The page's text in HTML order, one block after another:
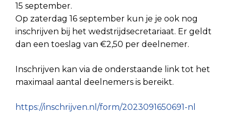
15 september.
Op zaterdag 16 september kun je je ook nog
inschrijven bij het wedstrijdsecretariaat. Er geldt
dan een toeslag van €2,50 per deelnemer.
Inschrijven kan via de onderstaande link tot het
maximaal aantal deelnemers is bereikt.
https://inschrijven.nl/form/2023091650691-nl